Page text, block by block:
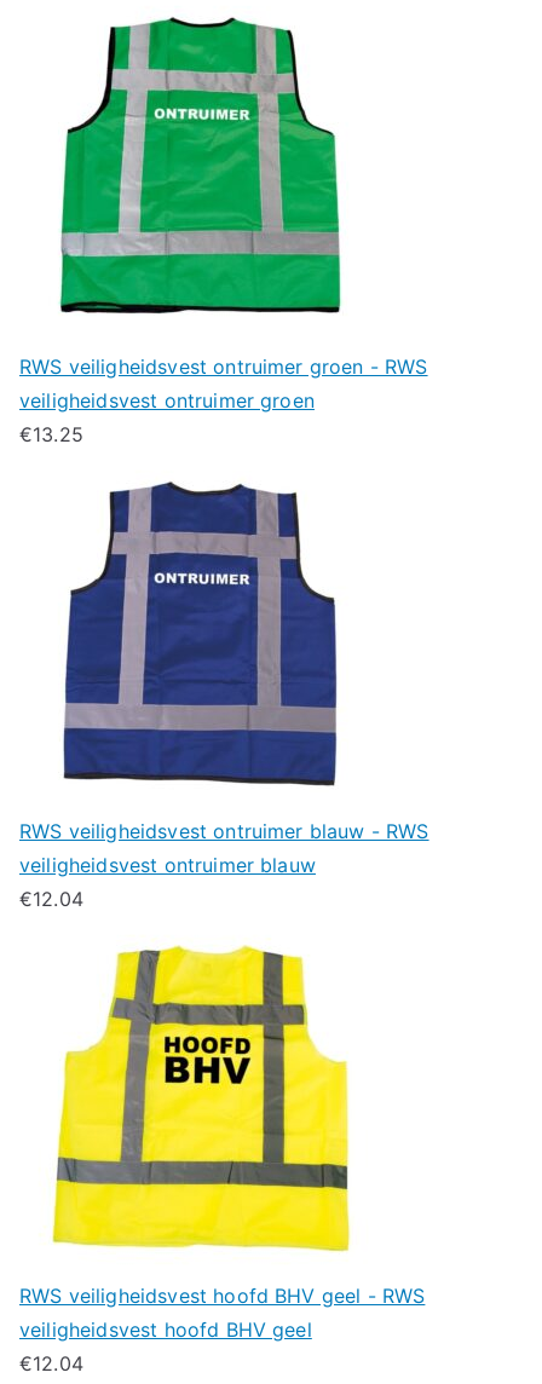
RWS veiligheidsvest ontruimer groen - RWS
veiligheidsvest ontruimer groen
€13.25
RWS veiligheidsvest ontruimer blauw - RWS
veiligheidsvest ontruimer blauw
€12.04
RWS veiligheidsvest hoofd BHV geel - RWS
veiligheidsvest hoofd BHV geel
€12.04